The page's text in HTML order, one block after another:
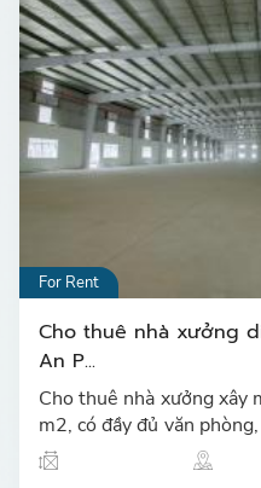
For Rent
Cho thuê nhà xưởng
An P...
Cho thuê nhà xưởng
m2, có đầy đủ văn
An Phước, huyện Long